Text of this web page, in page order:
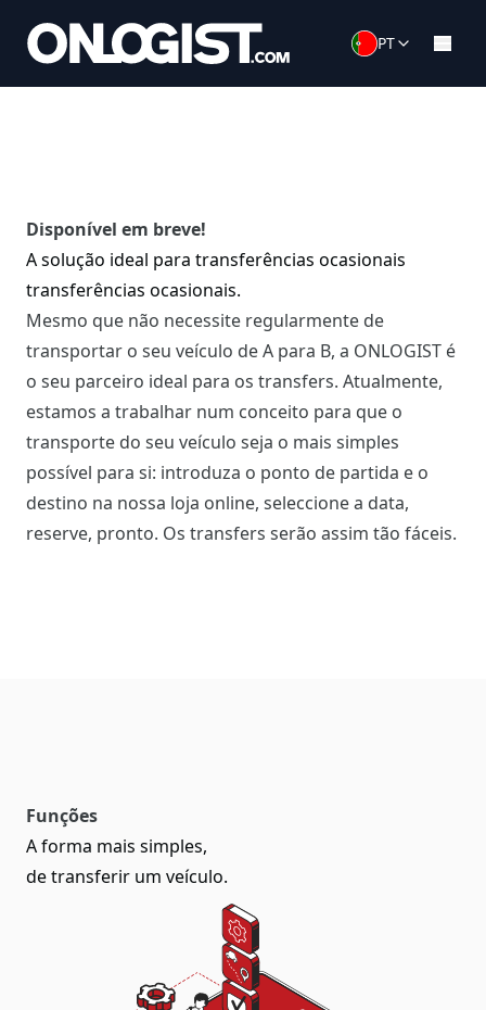
PT
Disponível em breve!
A solução ideal para transferências ocasionais
transferências ocasionais.
Mesmo que não necessite regularmente de
transportar o seu veículo de A para B, a ONLOGIST é
o seu parceiro ideal para os transfers. Atualmente,
estamos a trabalhar num conceito para que o
transporte do seu veículo seja o mais simples
possível para si: introduza o ponto de partida e o
destino na nossa loja online, seleccione a data,
reserve, pronto. Os transfers serão assim tão fáceis.
Funções
A forma mais simples,
de transferir um veículo.